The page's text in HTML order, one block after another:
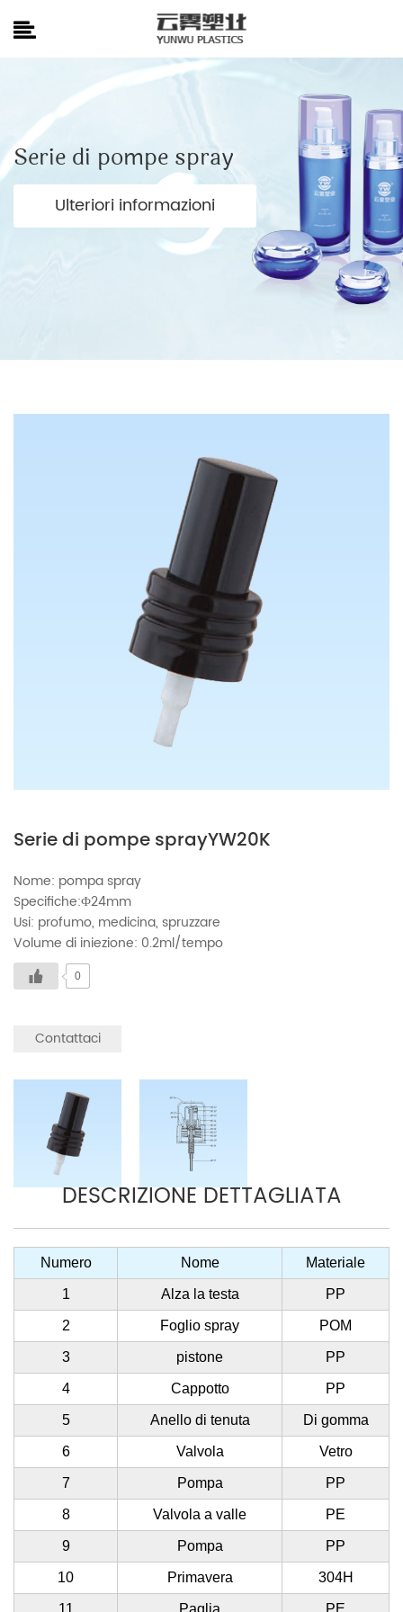
Serie di pompe spray
Ulteriori informazioni
Serie di pompe sprayYW20K
Nome: pompa spray
Specifiche:Ф24mm
Usi: profumo, medicina, spruzzare
Volume di iniezione: 0.2ml/tempo
0
Contattaci
DESCRIZIONE DETTAGLIATA
Numero Nome Materiale
1 Alza la testa PP
2 Foglio spray POM
3 pistone PP
4 Cappotto PP
5 Anello di tenuta Di gomma
6 Valvola Vetro
7 Pompa PP
8 Valvola a valle PE
9 Pompa PP
10 Primavera 304H
11 Paglia PE